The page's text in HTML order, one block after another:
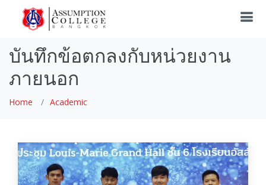
บันทึกข้อตกลงกับหน่วยงาน
ภายนอก
Home Academic